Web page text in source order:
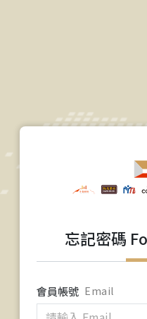
忘記密碼
會員帳號 Email